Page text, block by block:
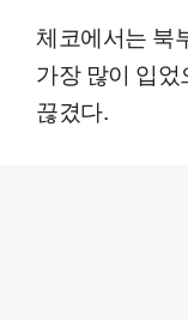
체코에서는 북
가장 많이 입
끊겼다.